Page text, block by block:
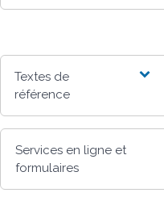
Textes de
référence
Services en ligne et
formulaires